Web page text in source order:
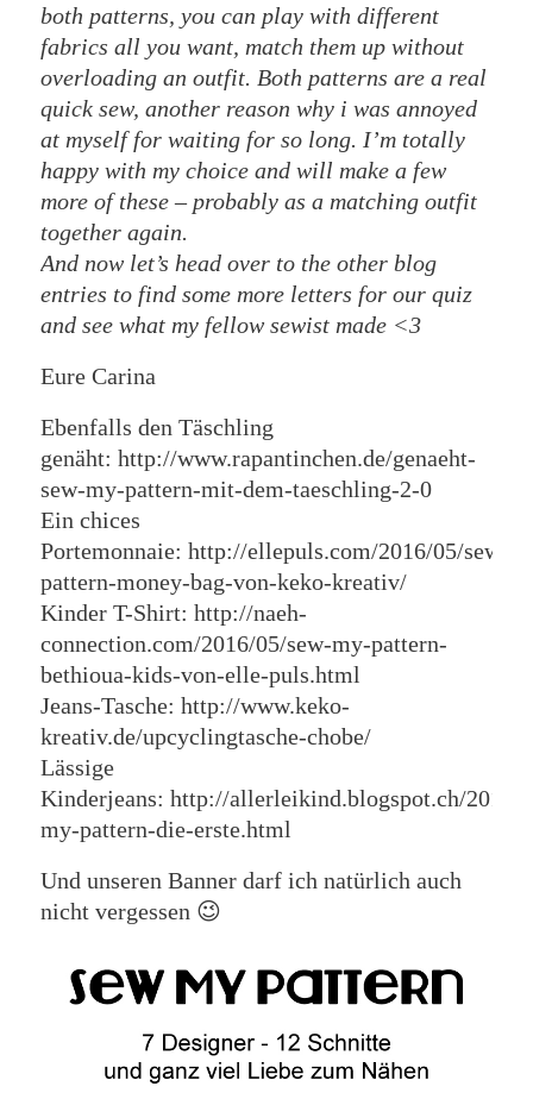
both patterns, you can play with different
fabrics all you want, match them up without
overloading an outfit. Both patterns are a real
quick sew, another reason why i was annoyed
at myself for waiting for so long. I’m totally
happy with my choice and will make a few
more of these – probably as a matching outfit
together again.
And now let’s head over to the other blog
entries to find some more letters for our quiz
and see what my fellow sewist made <3
Eure Carina
Ebenfalls den Täschling
genäht: http://www.rapantinchen.de/genaeht-
sew-my-pattern-mit-dem-taeschling-2-0
Ein chices
Portemonnaie: http://ellepuls.com/2016/05/sew-
pattern-money-bag-von-keko-kreativ/
Kinder T-Shirt: http://naeh-
connection.com/2016/05/sew-my-pattern-
bethioua-kids-von-elle-puls.html
Jeans-Tasche: http://www.keko-
kreativ.de/upcyclingtasche-chobe/
Lässige
Kinderjeans: http://allerleikind.blogspot.ch/2016/
my-pattern-die-erste.html
Und unseren Banner darf ich natürlich auch
nicht vergessen 😉